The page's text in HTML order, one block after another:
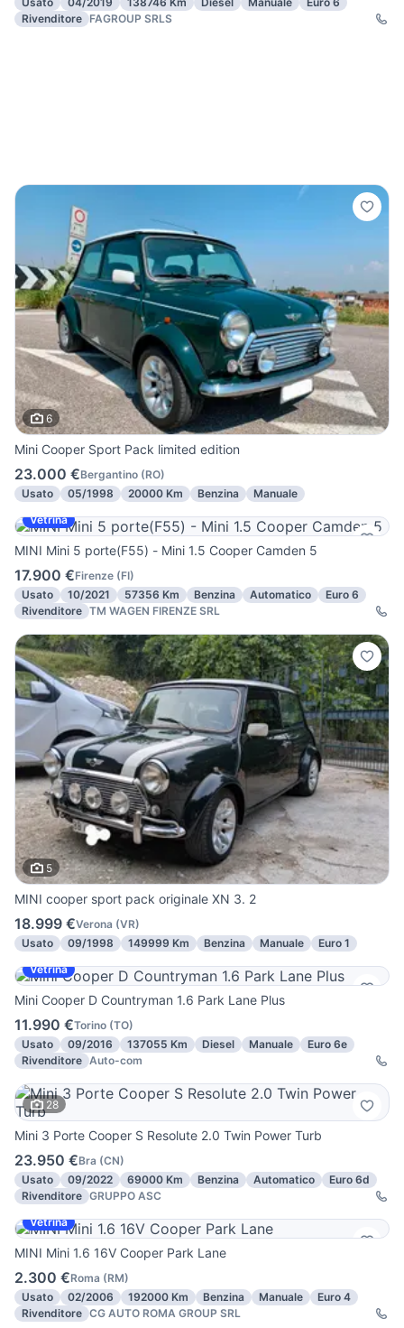
Rivenditore FAGROUP SRLS
6
Mini Cooper Sport Pack limited edition
23.000 €Bergantino (RO)
Usato
05/1998 20000 Km Benzina
Manuale
Vetrina
MINI Mini 5 porte(F55) - Mini 1.5 Cooper Camden 5
17.900 €Firenze (FI)
Usato
10/2021 57356 Km Benzina Automatico
Euro 6
Rivenditore TM WAGEN FIRENZE SRL
5
MINI cooper sport pack originale XN 3. 2
18.999 €Verona (VR)
Usato
09/1998 149999 Km Benzina Manuale
Euro 1
Vetrina
Mini Cooper D Countryman 1.6 Park Lane Plus
11.990 €Torino (TO)
Usato
09/2016 137055 Km Diesel Manuale
Euro 6e
Rivenditore Auto-com
28
Mini 3 Porte Cooper S Resolute 2.0 Twin Power Turb
23.950 €Bra (CN)
Usato
09/2022 69000 Km Benzina Automatico
Euro 6d
Rivenditore GRUPPO ASC
Vetrina
MINI Mini 1.6 16V Cooper Park Lane
2.300 €Roma (RM)
Usato
02/2006 192000 Km Benzina Manuale
Euro 4
Rivenditore CG AUTO ROMA GROUP SRL